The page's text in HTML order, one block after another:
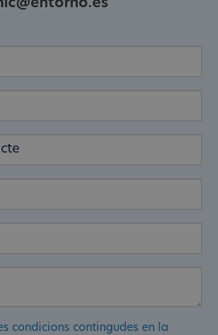
condicions contingudes en la